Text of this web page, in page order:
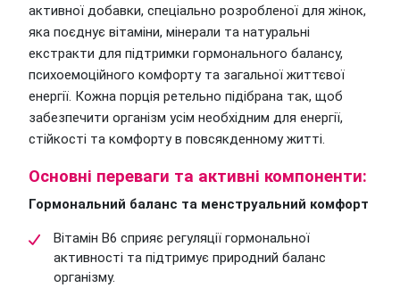
активної добавки, спеціально розробленої для жінок,
яка поєднує вітаміни, мінерали та натуральні
екстракти для підтримки гормонального балансу,
психоемоційного комфорту та загальної життєвої
енергії. Кожна порція ретельно підібрана так, щоб
забезпечити організм усім необхідним для енергії,
стійкості та комфорту в повсякденному житті.
Основні переваги та активні компоненти:
Гормональний баланс та менструальний комфорт
Вітамін B6 сприяє регуляції гормональної
активності та підтримує природний баланс
організму.